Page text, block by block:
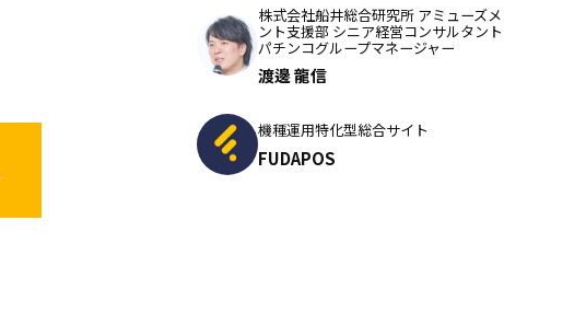
株式会社船井総合研究所 アミューズメ
ント支援部 シニア経営コンサルタント
パチンコグループマネージャー
渡邊 龍信
機種運用特化型総合サイト
FUDAPOS